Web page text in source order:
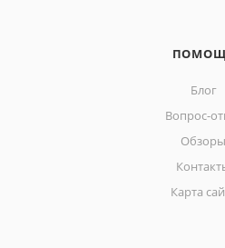
Блог
Вопрос-
Обзоры
Карта